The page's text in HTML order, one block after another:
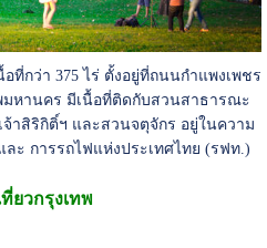
กว่า 375 ไร่ ตั้งอยู่ที่ถนนกำแพงเพชร
มหานคร มีเนื้อที่ติดกับสวนสาธารณะ
าสิริกิติ์ฯ และสวนจตุจักร อยู่ในความ
ะ การรถไฟแห่งประเทศไทย (รฟท.)
ยวกรุงเทพ